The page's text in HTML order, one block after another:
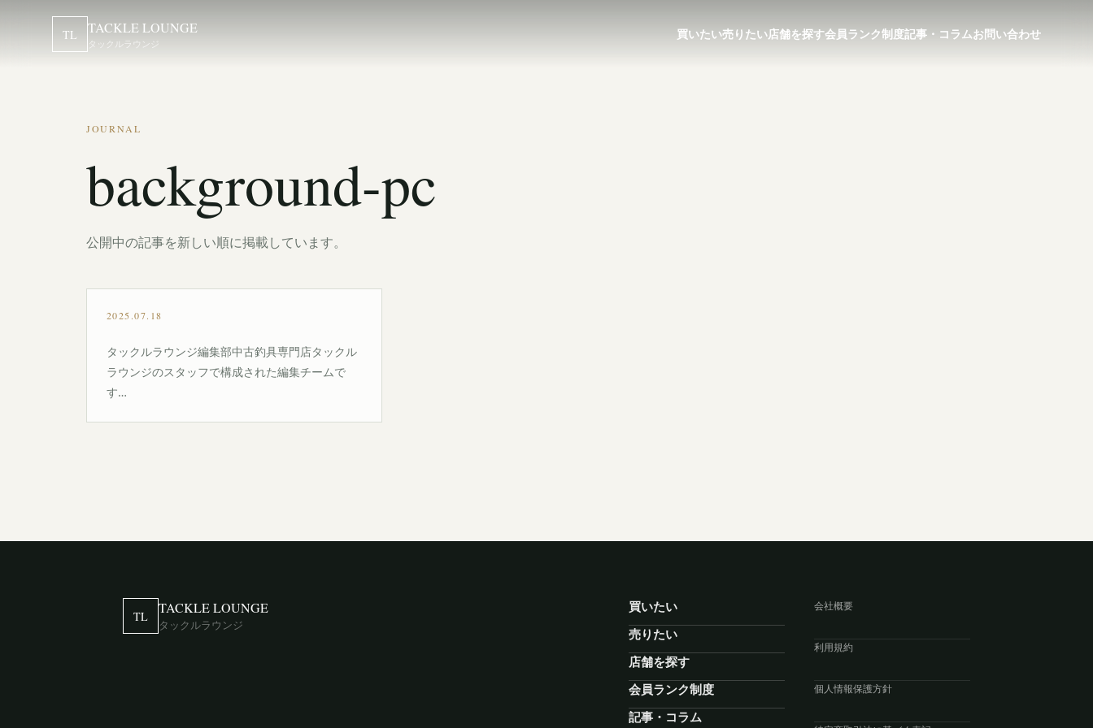
TL TACKLE LOUNGE
タックルラウンジ
買いたい売りたい店舗を探す会員ランク制度記事・コラムお問い合わせ
JOURNAL
background-pc
公開中の記事を新しい順に掲載しています。
2025.07.18
タックルラウンジ編集部中古釣具専門店タックル
ラウンジのスタッフで構成された編集チームで
す…
TL TACKLE LOUNGE
タックルラウンジ
買いたい
売りたい
店舗を探す
会員ランク制度
記事・コラム
会社概要
利用規約
個人情報保護方針